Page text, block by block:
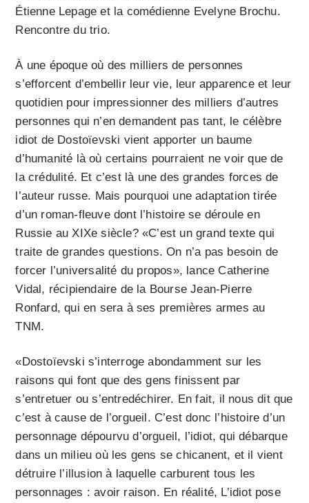
Étienne Lepage et la comédienne Evelyne Brochu.
Rencontre du trio.
À une époque où des milliers de personnes
s’efforcent d’embellir leur vie, leur apparence et leur
quotidien pour impressionner des milliers d’autres
personnes qui n’en demandent pas tant, le célèbre
idiot de Dostoïevski vient apporter un baume
d’humanité là où certains pourraient ne voir que de
la crédulité. Et c’est là une des grandes forces de
l’auteur russe. Mais pourquoi une adaptation tirée
d’un roman-fleuve dont l’histoire se déroule en
Russie au XIXe siècle? «C’est un grand texte qui
traite de grandes questions. On n’a pas besoin de
forcer l’universalité du propos», lance Catherine
Vidal, récipiendaire de la Bourse Jean-Pierre
Ronfard, qui en sera à ses premières armes au
TNM.
«Dostoïevski s’interroge abondamment sur les
raisons qui font que des gens finissent par
s’entretuer ou s’entredéchirer. En fait, il nous dit que
c’est à cause de l’orgueil. C’est donc l’histoire d’un
personnage dépourvu d’orgueil, l’idiot, qui débarque
dans un milieu où les gens se chicanent, et il vient
détruire l’illusion à laquelle carburent tous les
personnages : avoir raison. En réalité, L’idiot pose